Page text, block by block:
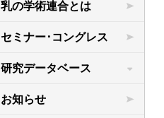
学術研究の公募
領域横断共同研究
乳の学術連合とは
セミナー･コングレス
研究データベース
学術連合の研究
お知らせ